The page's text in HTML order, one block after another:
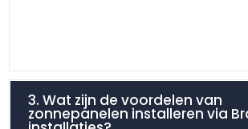
3. Wat zijn de voordelen van
zonnepanelen installeren via